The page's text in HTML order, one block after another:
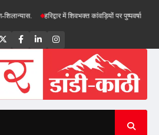
हरिद्वार में शिवभक्त कांवड़ियों पर पुष्पवर्षा, मुख्यमंत्री धामी
TwitterFacebookLinkedInInstagram